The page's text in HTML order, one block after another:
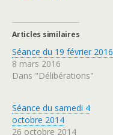
e
p
u
r
p
a
e
r
s
u
e
p
u
r
a
r
e
r
s
u
Articles similaires
Séance du 19 février 2016
8 mars 2016
Dans "Délibérations"
Séance du samedi 4
octobre 2014
26 octobre 2014